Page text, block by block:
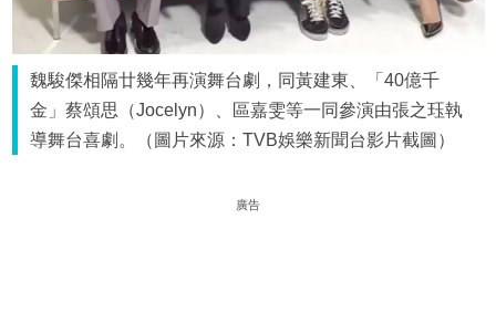
魏駿傑相隔廿幾年再演舞台劇，同黃建東、「40億千
金」蔡頌思（Jocelyn）、區嘉雯等一同參演由張之珏執
導舞台喜劇。（圖片來源：TVB娛樂新聞台影片截圖）
廣告